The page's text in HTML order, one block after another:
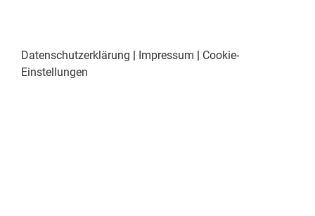
Datenschutzerklärung | Impressum | Cookie-
Einstellungen